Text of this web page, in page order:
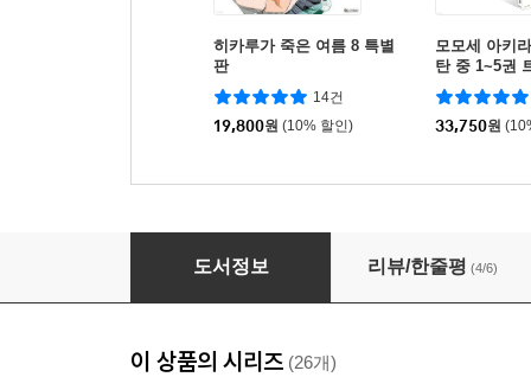
히카루가 죽은 여름 8 특별
판
14건
19,800원 (10% 할인)
모모세 아키
탄 중 1~5권
세트
33,750원
전지적 독자 시점 19
도서정보 리뷰/한줄평 (4/6)
이 상품의 시리즈 (26개)